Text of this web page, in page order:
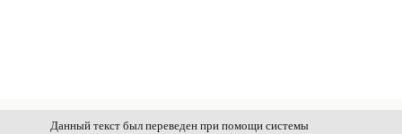
Данный текст был переведен при помощи системы